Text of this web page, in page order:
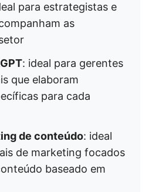
para estrategistas e
as
: ideal para gerentes
que elaboram
para cada
de conteúdo: ideal
de marketing focados
baseado em